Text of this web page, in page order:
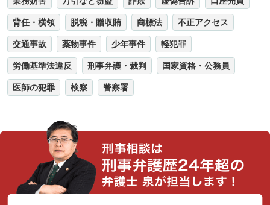
背任・横領 脱税・贈収賄 商標法 不正アクセス
交通事故 薬物事件 少年事件 軽犯罪
労働基準法違反 刑事弁護・裁判 国家資格・公務員
医師の犯罪 検察 警察署